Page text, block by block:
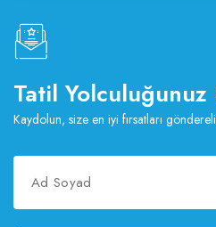
Tatil Yolculuğunuz
Kaydolun, size en iyi fırsatları